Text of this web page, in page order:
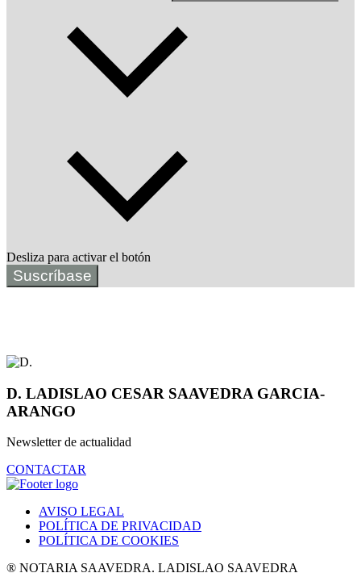
Desliza para activar el botón
Suscríbase
D. LADISLAO CESAR SAAVEDRA GARCIA-
ARANGO
Newsletter de actualidad
CONTACTAR
AVISO LEGAL
POLÍTICA DE PRIVACIDAD
POLÍTICA DE COOKIES
® NOTARIA SAAVEDRA. LADISLAO SAAVEDRA